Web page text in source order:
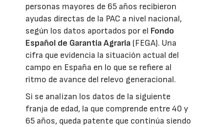
personas mayores de 65 años recibieron
ayudas directas de la PAC a nivel nacional,
según los datos aportados por el Fondo
Español de Garantía Agraria (FEGA). Una
cifra que evidencia la situación actual del
campo en España en lo que se refiere al
ritmo de avance del relevo generacional.
Si se analizan los datos de la siguiente
franja de edad, la que comprende entre 40 y
65 años, queda patente que continúa siendo